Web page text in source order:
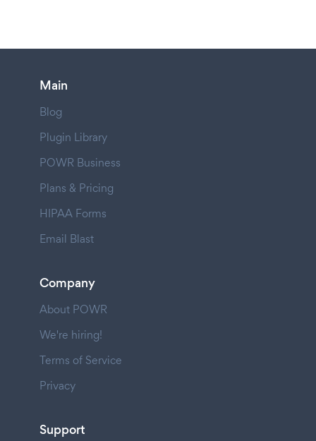
Main
Blog
Plugin Library
POWR Business
Plans & Pricing
HIPAA Forms
Email Blast
Company
About POWR
We're hiring!
Terms of Service
Privacy
Support